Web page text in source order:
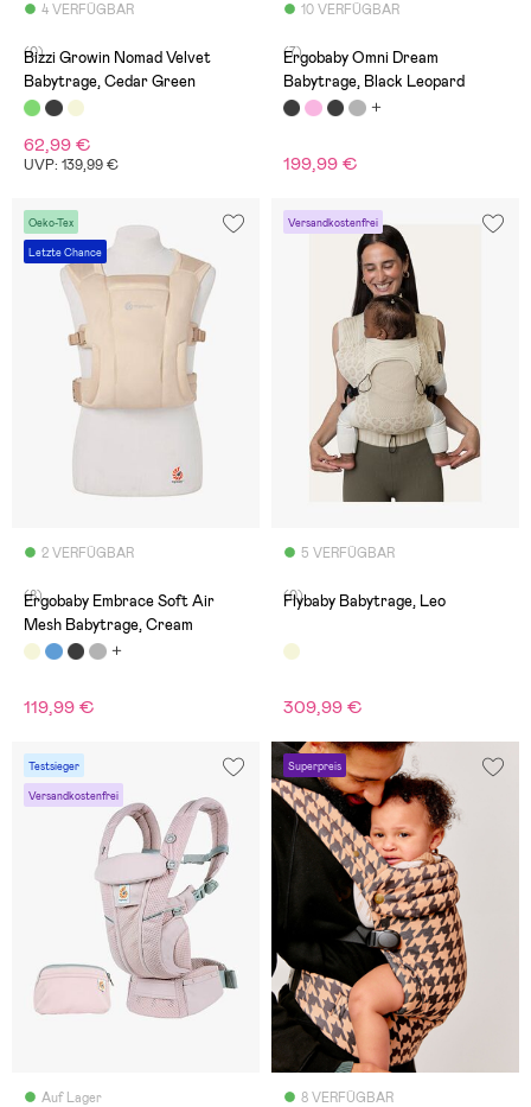
4 VERFÜGBAR
(0)
Bizzi Growin Nomad Velvet
Babytrage, Cedar Green
62,99 €
UVP: 139,99 €
10 VERFÜGBAR
(7)
Ergobaby Omni Dream
Babytrage, Black Leopard
199,99 €
Oeko-Tex
Letzte Chance
2 VERFÜGBAR
(8)
Ergobaby Embrace Soft Air
Mesh Babytrage, Cream
119,99 €
Versandkostenfrei
5 VERFÜGBAR
(0)
Flybaby Babytrage, Leo
309,99 €
Testsieger
Versandkostenfrei
Auf Lager
Superpreis
8 VERFÜGBAR